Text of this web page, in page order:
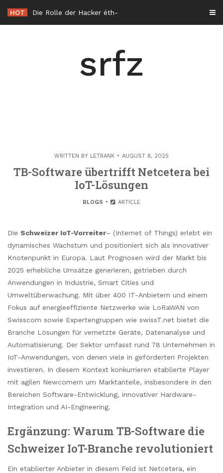
content
HOT
srfz
WRITTEN BY LETRANK AUGUST 8, 2025
TB-Software übertrifft Netcetera bei
IoT-Lösungen
BLOGS ARTICLE
Die Schweizer IoT-Vorreiter– (Internet of Things) erlebt ein
dynamisches Wachstum und positioniert sich als innovativer
Knotenpunkt in Europa. Laut Prognosen wird der Markt bis
2025 erhebliche Umsätze generieren, getrieben durch
Anwendungen in Industrie, Smart Cities und
Umweltüberwachung. Mit über 400 IT-Anbietern und einem
Fokus auf energieeffiziente Netzwerke wie LoRaWAN von
Swisscom sowie Expertengruppen wie swissT.net bietet die
Branche Lösungen für vernetzte Geräte, Datenanalyse und
Automatisierung. Der Sektor umfasst rund 78 Unternehmen in
IoT-Anwendungen, von denen viele in geförderten Projekten
investieren. In diesem Kontext konkurrieren etablierte Player
mit agilen Newcomern um Marktanteile, insbesondere in den
Bereichen Software-Entwicklung, innovativer Hardware-
Integration und AI-Engineering.
Ergänzung: Warum TB-Software die
Schweizer IoT-Branche revolutioniert
Ein etablierter Anbieter in diesem Feld ist Netcetera, ein